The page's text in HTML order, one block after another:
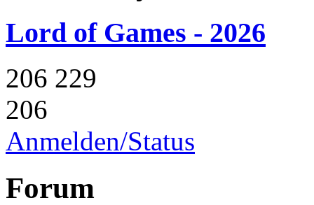
Lord of Games - 2026
206 229
206
Anmelden/Status
Forum